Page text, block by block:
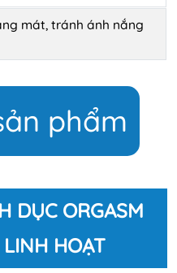
mát, tránh ánh nắng
phẩm
DỤC ORGASM
HOẠT